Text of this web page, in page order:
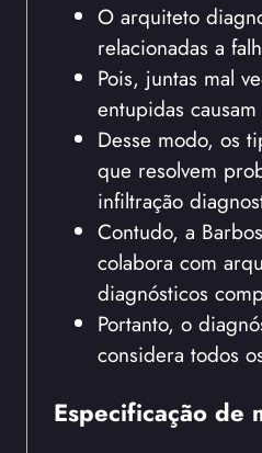
O arquiteto
relacionadas a
Pois, juntas mal
entupidas
Desse modo, os
que resolvem
infiltração
Contudo, a
colabora com
diagnósticos
Portanto, o
considera todos
Especificação de